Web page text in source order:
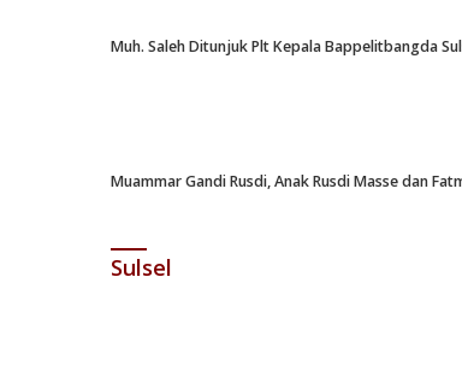
Muh. Saleh Ditunjuk Plt Kepala Bappelitbangda
Muammar Gandi Rusdi, Anak Rusdi Masse dan
Sulsel